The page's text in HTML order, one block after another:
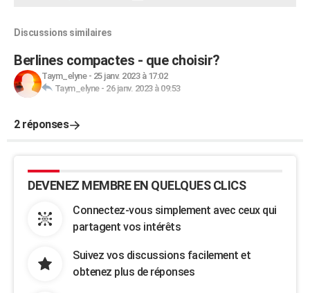
Discussions similaires
Berlines compactes - que choisir?
Taym_elyne- 25 janv. 2023 à 17:02
Taym_elyne- 26 janv. 2023 à 09:53
2 réponses
DEVENEZ MEMBRE EN QUELQUES CLICS
Connectez-vous simplement avec ceux qui
partagent vos intérêts
Suivez vos discussions facilement et
obtenez plus de réponses